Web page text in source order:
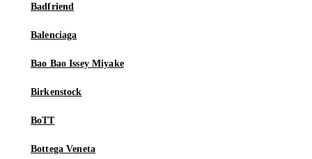
Badfriend
Balenciaga
Bao Bao Issey Miyake
Birkenstock
BoTT
Bottega Veneta